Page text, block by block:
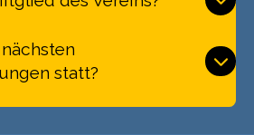
statt?